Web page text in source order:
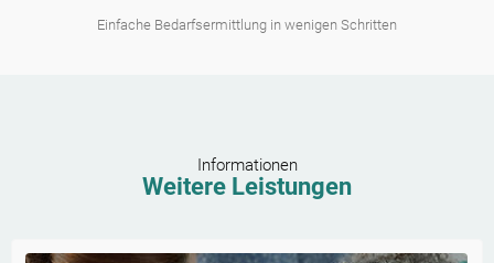
Einfache Bedarfsermittlung in wenigen Schritten
Informationen
Weitere Leistungen